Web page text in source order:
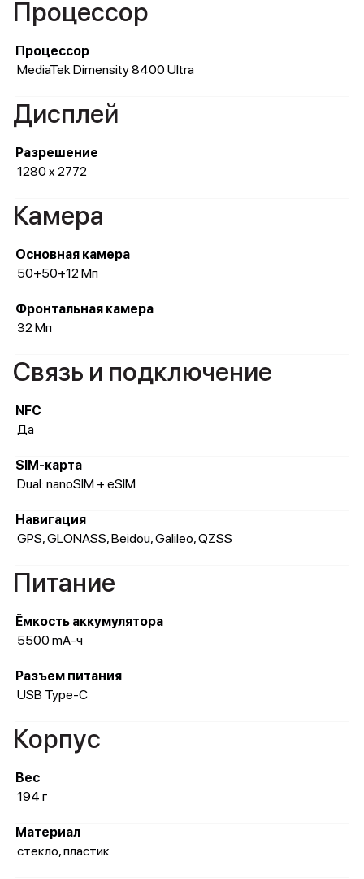
Процессор
Процессор
MediaTek Dimensity 8400 Ultra
Дисплей
Разрешение
1280 x 2772
Камера
Основная камера
50+50+12 Мп
Фронтальная камера
32 Мп
Связь и подключение
NFC
Да
SIM-карта
Dual: nanoSIM + eSIM
Навигация
GPS, GLONASS, Beidou, Galileo, QZSS
Питание
Ёмкость аккумулятора
5500 mA-ч
Разъем питания
USB Type-C
Корпус
Вес
194 г
Материал
стекло, пластик